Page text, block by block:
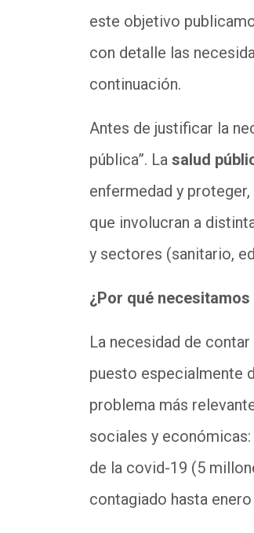
este objetivo
con detalle las
continuación.
Antes de justificar la
pública”. La salud
enfermedad y
que involucran a
y sectores (sanitario,
¿Por qué
La necesidad de
puesto especialmente
problema más
sociales y
de la covid-19 (5
contagiado hasta